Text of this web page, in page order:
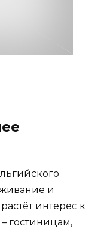
и
интерес к
гостиницам,